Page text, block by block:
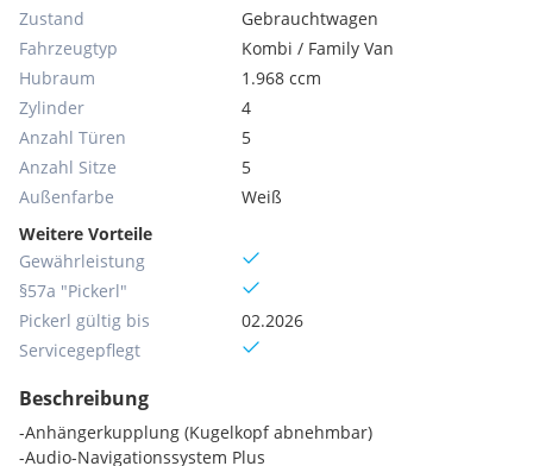
Zustand
Gebrauchtwagen
Fahrzeugtyp
Kombi / Family Van
Hubraum
1.968 ccm
Zylinder
4
Anzahl Türen
5
Anzahl Sitze
5
Außenfarbe
Weiß
Weitere Vorteile
Gewährleistung
§57a "Pickerl"
Pickerl gültig bis
02.2026
Servicegepflegt
Beschreibung
-Anhängerkupplung (Kugelkopf abnehmbar)
-Audio-Navigationssystem Plus